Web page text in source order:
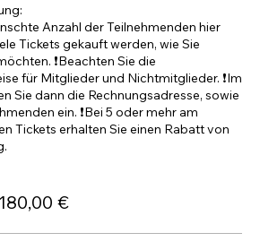
Anzahl der Teilnehmenden hier
Tickets gekauft werden, wie Sie
❗️Beachten Sie die
für Mitglieder und Nichtmitglieder. ❗️Im
Sie dann die Rechnungsadresse, sowie
ein. ❗️Bei 5 oder mehr am
Tickets erhalten Sie einen Rabatt von
€